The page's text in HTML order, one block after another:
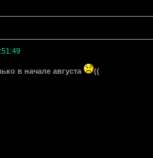
в начале августа ((